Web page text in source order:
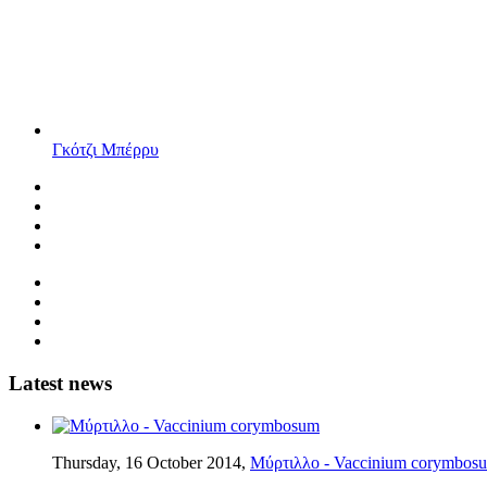
Γκότζι Μπέρρυ
Latest news
Thursday, 16 October 2014, Μύρτιλλο - Vaccinium